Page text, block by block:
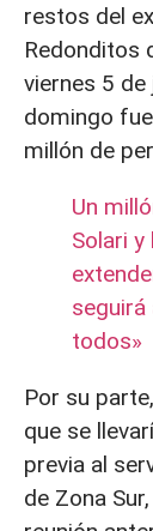
restos del
Redonditos
viernes 5 de
domingo
millón de
Un
Solari
seguirá
todos»
Por su
que se
previa al
de Zona